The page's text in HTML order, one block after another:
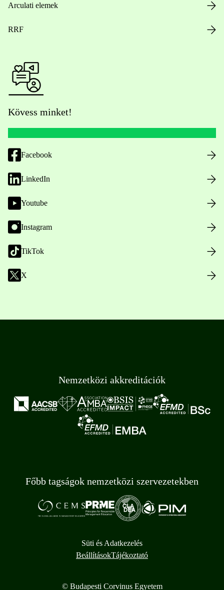
Arculati elemek
RRF
Kövess minket!
Facebook
LinkedIn
Youtube
Instagram
TikTok
X
Nemzetközi akkreditációk
Főbb tagságok nemzetközi szervezetekben
Süti és Adatkezelés
BeállításokTájékoztató
© Budapesti Corvinus Egyetem